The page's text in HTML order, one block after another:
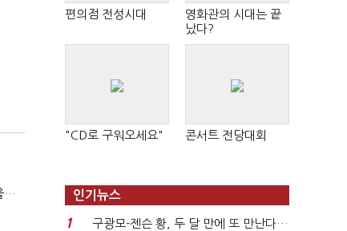
(SPC 민낯)③"일매출 280만원 찍어도 수익 제자리"…점주 울리는 '상시 할인'
편의점 전성시대
영화관의 시대는 끝
났다?
"CD로 구워오세요" 콘서트 전당대회
인기뉴스
1
구광모-젠슨 황, 두 달 만에 또 만난다…